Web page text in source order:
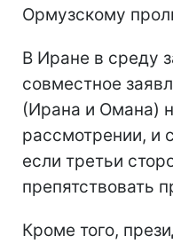
Ормузскому
В Иране в среду
совместное
(Ирана и Омана)
рассмотрении, и
если третьи
препятствовать
Кроме того,